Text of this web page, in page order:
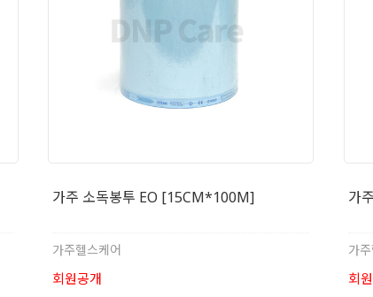
가주 소독봉투 EO [15CM*100M]
가주헬스케어
회원공개
가
가
회